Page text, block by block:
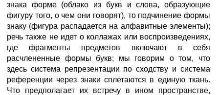
знака форме (облако из букв и слова, образующие
фигуру того, о чем они говорят), то подчинение формы
знаку (фигура распадается на алфавитные элементы);
речь также не идет о коллажах или воспроизведениях,
где фрагменты предметов включают в себя
расчлененные формы букв; мы говорим о том, что
здесь система репрезентации по сходству и система
референции через знаки сплетаются в единую ткань.
Что предполагает их встречу в ином пространстве,